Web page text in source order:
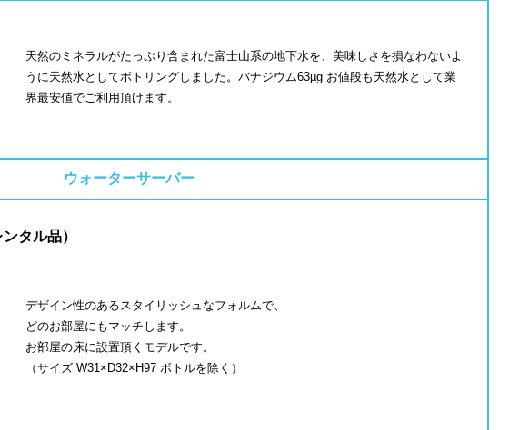
天然のミネラルがたっぷり含まれた富士山系の地下水を、美味しさを損なわないよ
うに天然水としてボトリングしました。バナジウム63µg お値段も天然水として業
界最安値でご利用頂けます。
ウォーターサーバー
タル品）
デザイン性のあるスタイリッシュなフォルムで、
どのお部屋にもマッチします。
お部屋の床に設置頂くモデルです。
（サイズ W31×D32×H97 ボトルを除く）